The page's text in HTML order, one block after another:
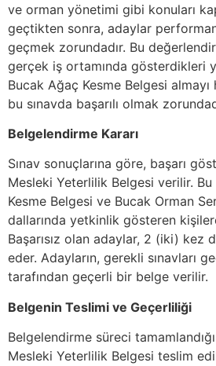
ve orman yönetimi gibi konuları
geçtikten sonra, adaylar
geçmek zorundadır. Bu
gerçek iş ortamında gösterdikleri
Bucak Ağaç Kesme Belgesi
bu sınavda başarılı olmak
Belgelendirme Kararı
Sınav sonuçlarına göre, başarı
Mesleki Yeterlilik Belgesi verilir.
Kesme Belgesi ve Bucak Orman
dallarında yetkinlik gösteren
Başarısız olan adaylar, 2 (iki) kez
eder. Adayların, gerekli sınavları
tarafından geçerli bir belge verilir.
Belgenin Teslimi ve Geçerliliği
Belgelendirme süreci
Mesleki Yeterlilik Belgesi teslim